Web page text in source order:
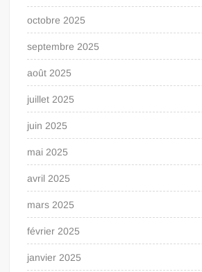
octobre 2025
septembre 2025
août 2025
juillet 2025
juin 2025
mai 2025
avril 2025
mars 2025
février 2025
janvier 2025